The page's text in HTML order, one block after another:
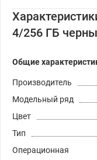
4/256 ГБ
Общие
Производитель
Модельный ряд
Цвет
Тип
Операционная